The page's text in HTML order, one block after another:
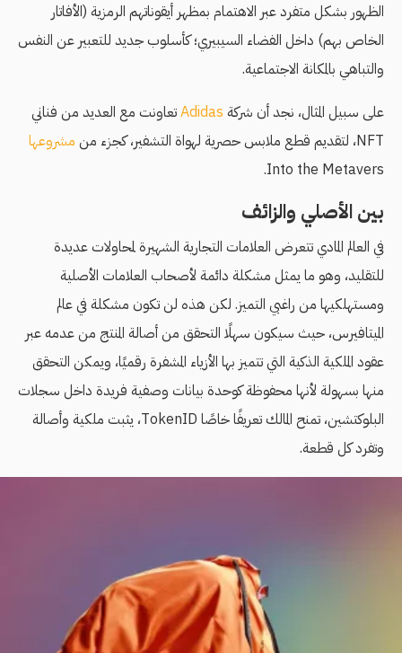
الظهور بشكل متفرد عبر الاهتمام بمظهر أيقوناتهم الرمزية (الأفاتار
الخاص بهم) داخل الفضاء السيبيري؛ كأسلوب جديد للتعبير عن النفس
والتباهي بالمكانة الاجتماعية.
على سبيل المثال، نجد أن شركة Adidasتعاونت مع العديد من فناني
NFT، لتقديم قطع ملابس حصرية لهواة التشفير، كجزء من
مشروعها
Into the Metavers.
بين الأصلي والزائف
في العالم المادي تتعرض العلامات التجارية الشهيرة لمحاولات عديدة
للتقليد، وهو ما يمثل مشكلة دائمة لأصحاب العلامات الأصلية
ومستهلكيها من راغبي التميز. لكن هذه لن تكون مشكلة في عالم
الميتافيرس، حيث سيكون سهلًا التحقق من أصالة المنتج من عدمه عبر
عقود الملكية الذكية التي تتميز بها الأزياء المشفرة رقميًا، ويمكن التحقق
منها بسهولة لأنها محفوظة كوحدة بيانات وصفية فريدة داخل سجلات
البلوكتشين، تمنح المالك تعريفًا خاصًا TokenID، يثبت ملكية وأصالة
وتفرد كل قطعة.